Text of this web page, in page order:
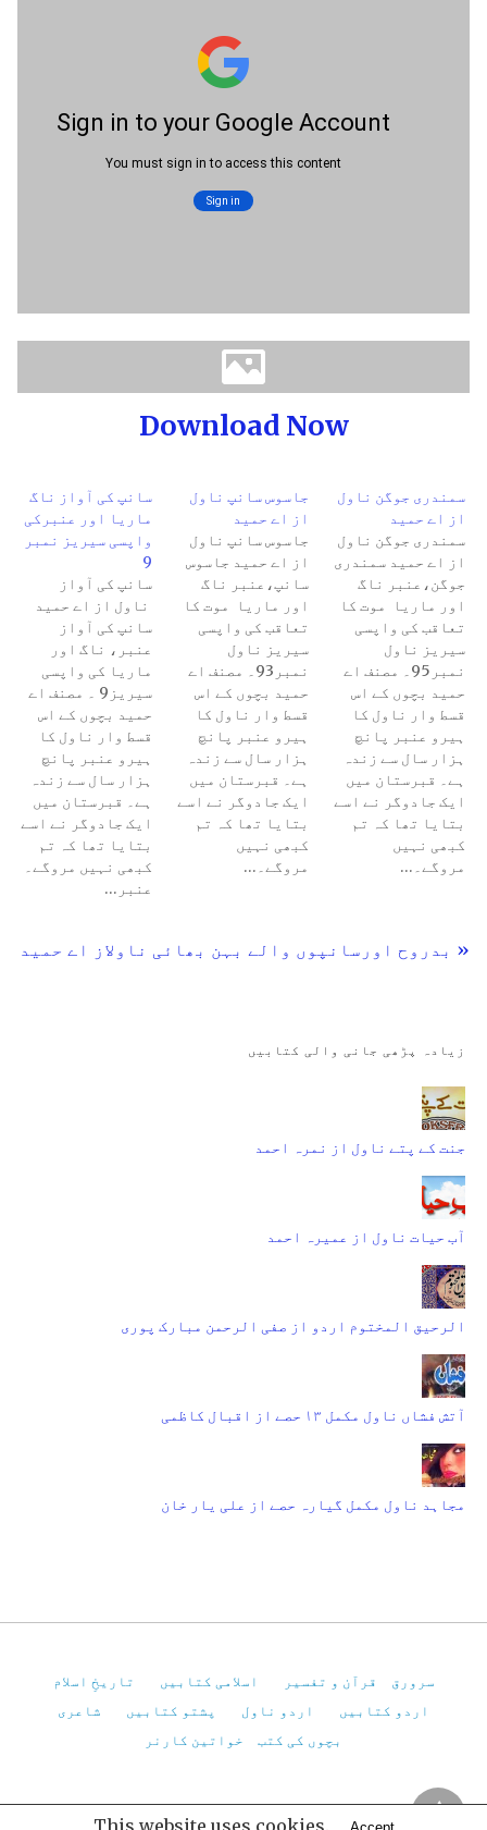
Download Now
سانپ کی آواز ناگ
ماریا اور عنبرکی
واپسی سیریز نمبر
9
سانپ کی آواز
ناول از اے حمید
سانپ کی آواز
عنبر، ناگ اور
ماریا کی واپسی
سیریز9 ۔ مصنف اے
حمید بچوں کے اس
قسط وار ناول کا
ہیرو عنبر پانچ
ہزار سال سے زندہ
ہے۔ قبرستان میں
ایک جادوگر نے اسے
بتایا تھا کہ تم
کبھی نہیں مروگے۔
عنبر…
جاسوس سانپ ناول
از اے حمید
جاسوس سانپ ناول
از اے حمید جاسوس
سانپ،عنبر ناگ
اور ماریا موت کا
تعاقب کی واپسی
سیریز ناول
نمبر93۔ مصنف اے
حمید بچوں کے اس
قسط وار ناول کا
ہیرو عنبر پانچ
ہزار سال سے زندہ
ہے۔ قبرستان میں
ایک جادوگر نے اسے
بتایا تھا کہ تم
کبھی نہیں
مروگے۔…
سمندری جوگن ناول
از اے حمید
سمندری جوگن ناول
از اے حمید سمندری
جوگن،عنبر ناگ
اور ماریا موت کا
تعاقب کی واپسی
سیریز ناول
نمبر95۔ مصنف اے
حمید بچوں کے اس
قسط وار ناول کا
ہیرو عنبر پانچ
ہزار سال سے زندہ
ہے۔ قبرستان میں
ایک جادوگر نے اسے
بتایا تھا کہ تم
کبھی نہیں
مروگے۔…
« بدروح اورسانپوں والے بہن بھائی ناولاز اے حمید
زیادہ پڑھی جانی والی کتابیں
جنت کے پتے ناول از نمرہ احمد
آب حیات ناول از عمیرہ احمد
الرحیق المختوم اردو از صفی الرحمن مبارک پوری
آتش فشاں ناول مکمل ۱۳ حصے از اقبال کاظمی
مجاہد ناول مکمل گیارہ حصے از علی یار خان
سرورق قرآن و تفسیر اسلامی کتابیں
تاریخِ اسلام
اردو کتابیں
اردو ناول پشتو کتابیں
شاعری
بچوں کی کتب
خواتین کارنر
Pakistan Virtual Library
This website uses cookies.